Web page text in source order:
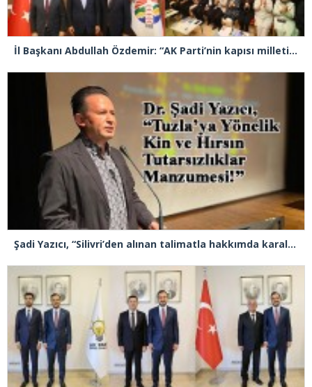
İl Başkanı Abdullah Özdemir: “AK Parti’nin kapısı milletine hizmet etmek isteyen herkese açıktır”
Şadi Yazıcı, “Silivri’den alınan talimatla hakkımda karalama kampanyası yürütülüyor”